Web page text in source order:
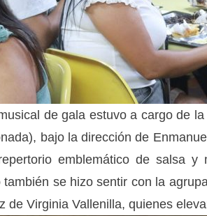
de gala estuvo a cargo de
bajo la dirección de
emblemático de salsa
también se hizo sentir con la
de Virginia Vallenilla, quienes